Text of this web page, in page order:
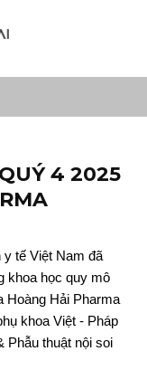
4 2025
y tế Việt Nam đã
khoa học quy mô
Hoàng Hải Pharma
khoa Việt - Pháp
Phẫu thuật nội soi